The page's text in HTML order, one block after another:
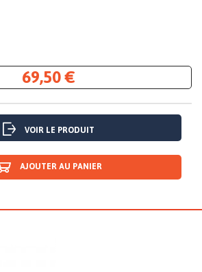
69,50 €
VOIR LE PRODUIT
AJOUTER AU PANIER